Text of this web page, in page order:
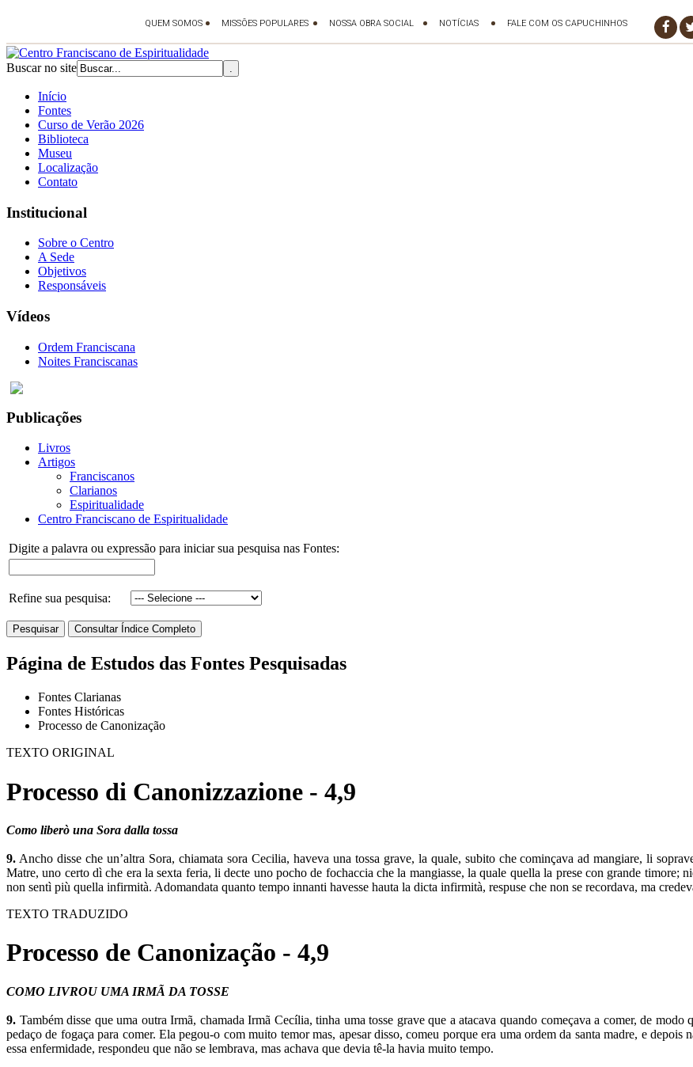
Buscar no site
Início
Fontes
Curso de Verão 2026
Biblioteca
Museu
Localização
Contato
Institucional
Sobre o Centro
A Sede
Objetivos
Responsáveis
Vídeos
Ordem Franciscana
Noites Franciscanas
Publicações
Livros
Artigos
Franciscanos
Clarianos
Espiritualidade
Centro Franciscano de Espiritualidade
Digite a palavra ou expressão para iniciar sua pesquisa nas Fontes:
Refine sua pesquisa:
Página de Estudos das Fontes Pesquisadas
Fontes Clarianas
Fontes Históricas
Processo de Canonização
TEXTO ORIGINAL
Processo di Canonizzazione - 4,9
Como liberò una Sora dalla tossa
9. Ancho disse che un’altra Sora, chiamata sora Cecilia, haveva una tossa grave, la quale, subito che cominçava ad mangiare, li
Matre, uno certo dì che era la sexta feria, li decte uno pocho de fochaccia che la mangiasse, la quale quella la prese con grande timore;
non sentì più quella infirmità. Adomandata quanto tempo innanti havesse hauta la dicta infirmità, respuse che non se recordava, ma
TEXTO TRADUZIDO
Processo de Canonização - 4,9
COMO LIVROU UMA IRMÃ DA TOSSE
9. Também disse que uma outra Irmã, chamada Irmã Cecília, tinha uma tosse grave que a atacava quando começava a comer, de
pedaço de fogaça para comer. Ela pegou-o com muito temor mas, apesar disso, comeu porque era uma ordem da santa madre, e
essa enfermidade, respondeu que não se lembrava, mas achava que devia tê-la havia muito tempo.